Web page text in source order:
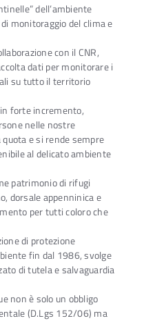
dell’ambiente
monitoraggio del clima e
con il CNR,
dati per monitorare i
su tutto il territorio
forte incremento,
nelle nostre
e si rende sempre
al delicato ambiente
patrimonio di rifugi
dorsale appenninica e
per tutti coloro che
di protezione
fin dal 1986, svolge
di tutela e salvaguardia
non è solo un obbligo
(D.Lgs 152/06) ma